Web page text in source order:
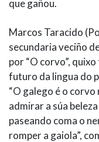
que gañou.
Marcos Taracido
secundaria veciño
por “O corvo”,
futuro da lingua do
“O galego é o
admirar a súa
paseando coma o
romper a gaiola”,